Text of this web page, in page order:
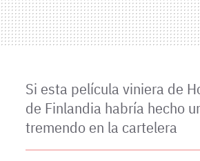
Si esta película viniera de
de Finlandia habría hecho
tremendo en la cartelera